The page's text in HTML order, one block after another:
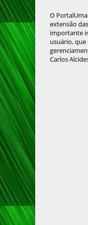
O
extensão
importante
usuário,
Carlos